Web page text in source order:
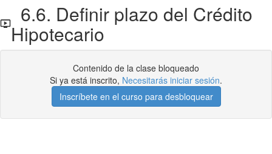
6.6. Definir plazo del Crédito
Hipotecario
Contenido de la clase bloqueado
Si ya está inscrito, Necesitarás iniciar sesión.
Inscríbete en el curso para desbloquear